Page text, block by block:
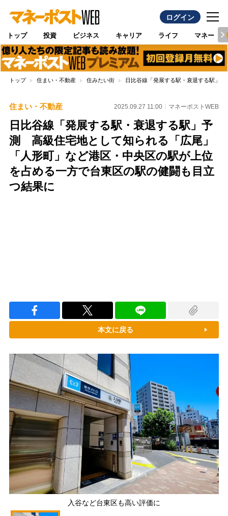
ログイン
トップ 投資 ビジネス キャリア ライフ マネー
トップ 住まい・不動産 住みたい街 日比谷線「発展する駅・衰退する駅」
住まい・不動産 2025.09.27 11:00 マネーポストWEB
日比谷線「発展する駅・衰退する駅」予
測 高級住宅地として知られる「広尾」
「人形町」など港区・中央区の駅が上位
を占める一方で台東区の駅の健闘も目立
つ結果に
本文に戻る
入谷など台東区も高い評価に